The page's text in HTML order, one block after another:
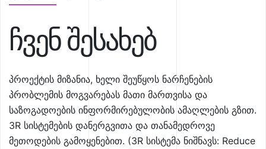
ჩვენ შესახებ
პროექტის მიზანია, ხელი შეუწყოს ნარჩენების
პრობლემის მოგვარებას მათი მართვისა და
საზოგადოების ინფორმირებულობის ამაღლების გზით.
3R სისტემების დანერგვითა და თანამედროვე
მეთოდების გამოყენებით. (3R სისტემა ნიშნავს: Reduce